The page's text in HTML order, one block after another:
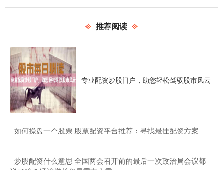
推荐阅读
专业配资炒股门户，助您轻松驾驭股市风云
​如何操盘一个股票 股票配资平台推荐：寻找最佳配资方案
​炒股配资什么意思 全国两会召开前的最后一次政治局会议都